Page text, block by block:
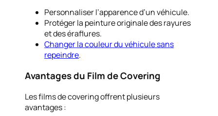
Personnaliser l’apparence d’un véhicule.
Protéger la peinture originale des rayures
et des éraflures.
Changer la couleur du véhicule sans
repeindre.
Avantages du Film de Covering
Les films de covering offrent plusieurs
avantages :